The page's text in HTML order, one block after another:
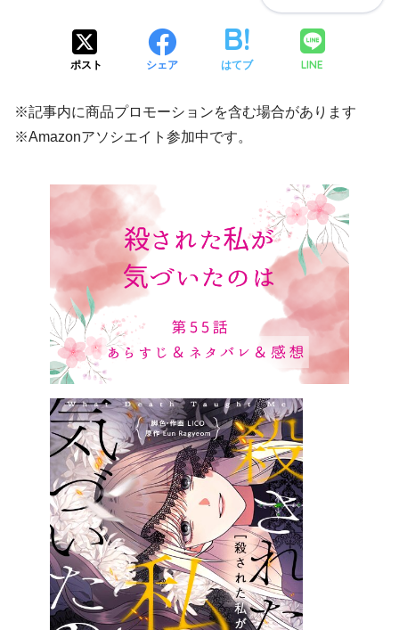
ポスト シェア はてブ LINE
※記事内に商品プロモーションを含む場合があります
※Amazonアソシエイト参加中です。